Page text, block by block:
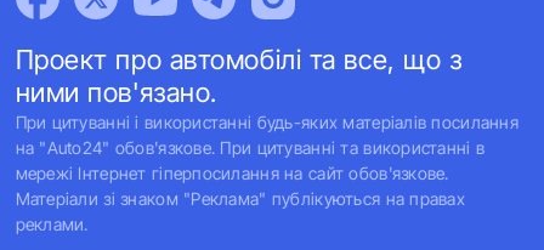
Проект про автомобілі та все, що з
ними пов'язано.
При цитуванні і використанні будь-яких матеріалів посилання
на "Auto24" обов'язкове. При цитуванні та використанні в
мережі Інтернет гіперпосилання на сайт обов'язкове.
Матеріали зі знаком "Реклама" публікуються на правах
реклами.